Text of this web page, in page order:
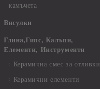
камъчета
Висулки
Глина,Гипс, Калъпи,
Елементи, Инструменти
Керамична смес за отливки
Керамични елементи